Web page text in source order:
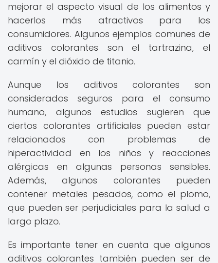
mejorar el aspecto visual de los alimentos y
hacerlos más atractivos para los
consumidores. Algunos ejemplos comunes de
aditivos colorantes son el tartrazina, el
carmín y el dióxido de titanio.
Aunque los aditivos colorantes son
considerados seguros para el consumo
humano, algunos estudios sugieren que
ciertos colorantes artificiales pueden estar
relacionados con problemas de
hiperactividad en los niños y reacciones
alérgicas en algunas personas sensibles.
Además, algunos colorantes pueden
contener metales pesados, como el plomo,
que pueden ser perjudiciales para la salud a
largo plazo.
Es importante tener en cuenta que algunos
aditivos colorantes también pueden ser de